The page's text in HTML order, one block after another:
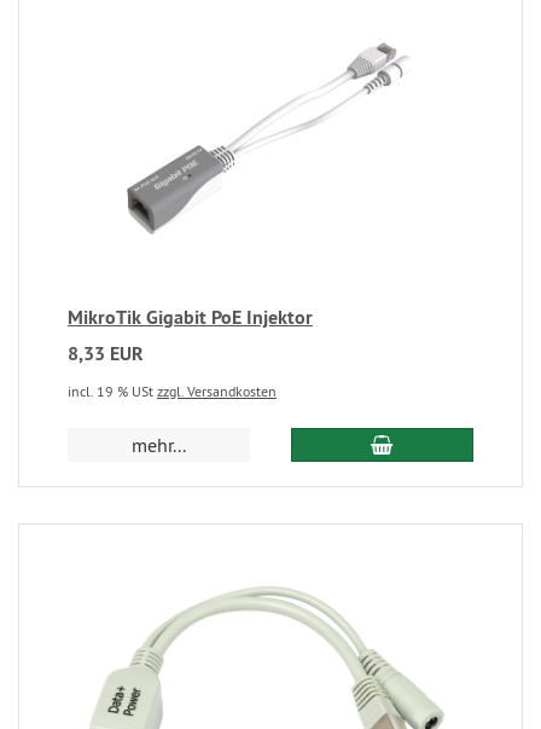
MikroTik Gigabit PoE Injektor
8,33 EUR
incl. 19 % USt zzgl. Versandkosten
mehr...